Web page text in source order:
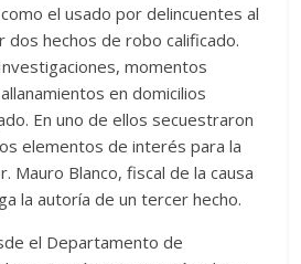
el usado por delincuentes al
hechos de robo calificado.
momentos
en domicilios
En uno de ellos secuestraron
elementos de interés para la
Mauro Blanco, fiscal de la causa
la autoría de un tercer hecho.
el Departamento de